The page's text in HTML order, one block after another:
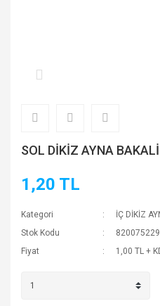
SOL DİKİZ AYNA
1,20 TL
Kategori
İÇ DİKİZ
Stok Kodu
Fiyat
1,00 TL +